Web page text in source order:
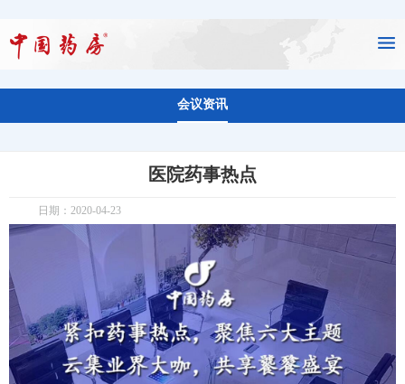
会议资讯
医院药事热点
日期：2020-04-23